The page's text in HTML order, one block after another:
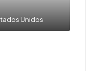
Unidos